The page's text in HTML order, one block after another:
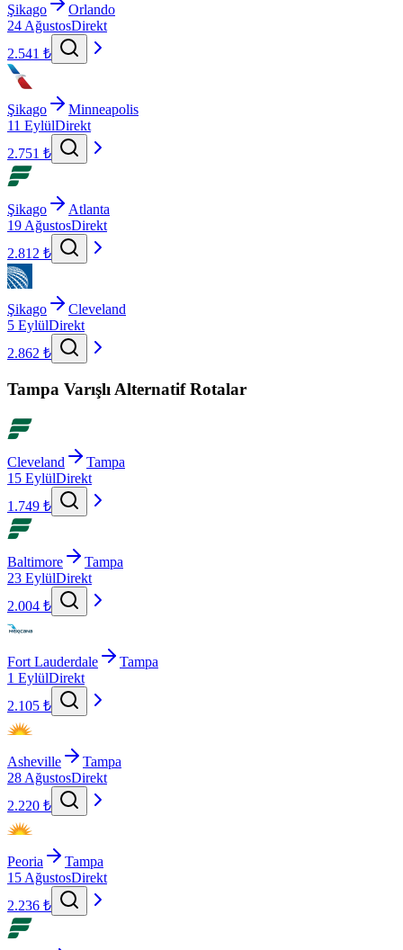
Şikago
Orlando
24 AğustosDirekt
2.541 ₺
Şikago
Minneapolis
11 EylülDirekt
2.751 ₺
Şikago
Atlanta
19 AğustosDirekt
2.812 ₺
Şikago
Cleveland
5 EylülDirekt
2.862 ₺
Tampa Varışlı Alternatif Rotalar
Cleveland
Tampa
15 EylülDirekt
1.749 ₺
Baltimore
Tampa
23 EylülDirekt
2.004 ₺
Fort Lauderdale
Tampa
1 EylülDirekt
2.105 ₺
Asheville
Tampa
28 AğustosDirekt
2.220 ₺
Peoria
Tampa
15 AğustosDirekt
2.236 ₺